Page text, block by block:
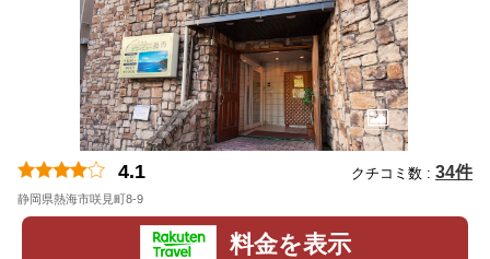
4.1 クチコミ数 : 34件
静岡県熱海市咲見町8-9
料金を表示